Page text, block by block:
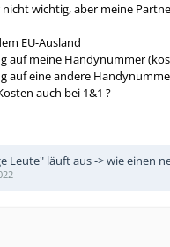
wichtig, aber meine
EU-Ausland
auf meine Handynummer
auf eine andere
auch bei 1&1 ?
Leute" läuft aus -> wie einen